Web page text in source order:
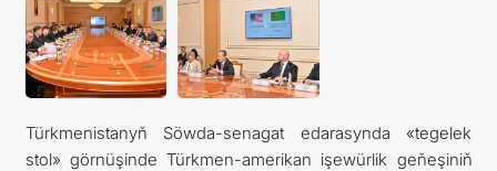
Türkmenistanyň Söwda-senagat edarasynda «tegelek
stol» görnüşinde Türkmen-amerikan işewürlik geňeşiniň